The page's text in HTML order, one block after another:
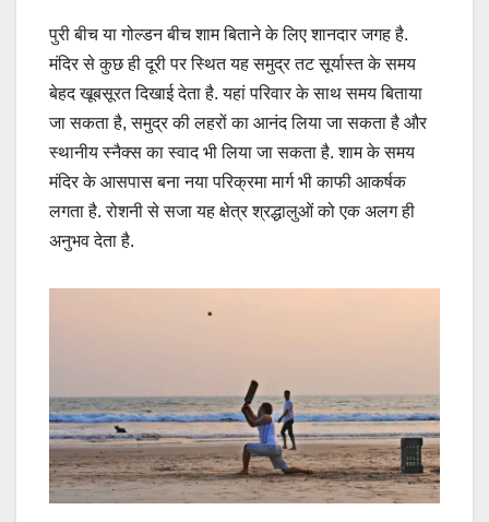
पुरी बीच या गोल्डन बीच शाम बिताने के लिए शानदार जगह है.
मंदिर से कुछ ही दूरी पर स्थित यह समुद्र तट सूर्यास्त के समय
बेहद खूबसूरत दिखाई देता है. यहां परिवार के साथ समय बिताया
जा सकता है, समुद्र की लहरों का आनंद लिया जा सकता है और
स्थानीय स्नैक्स का स्वाद भी लिया जा सकता है. शाम के समय
मंदिर के आसपास बना नया परिक्रमा मार्ग भी काफी आकर्षक
लगता है. रोशनी से सजा यह क्षेत्र श्रद्धालुओं को एक अलग ही
अनुभव देता है.